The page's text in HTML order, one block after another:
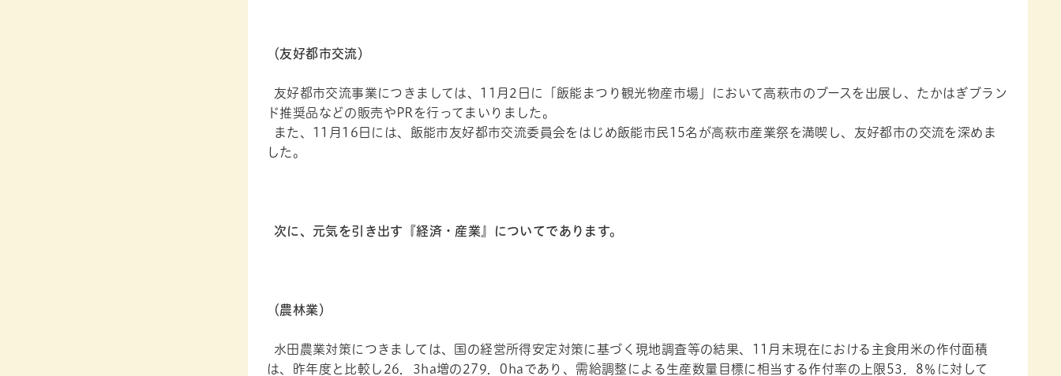
（友好都市交流）
友好都市交流事業につきましては、11月2日に「飯能まつり観光物産市場」において高萩市のブースを出展し、たかはぎブラン
ド推奨品などの販売やPRを行ってまいりました。
また、11月16日には、飯能市友好都市交流委員会をはじめ飯能市民15名が高萩市産業祭を満喫し、友好都市の交流を深めま
した。
次に、元気を引き出す『経済・産業』についてであります。
（農林業）
水田農業対策につきましては、国の経営所得安定対策に基づく現地調査等の結果、11月末現在における主食用米の作付面積
は、昨年度と比較し26．3ha増の279．0haであり、需給調整による生産数量目標に相当する作付率の上限53．8％に対して